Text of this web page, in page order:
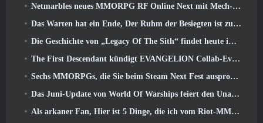
Netmarbles neues MMORPG RF Online Next mit Mech-Thema wird weltweit eingeführt
Das Warten hat ein Ende, Der Ruhm der Besiegten ist zurückgekehrt
Die Geschichte von „Legacy Of The Sith“ findet heute im neuesten Update von SWTOR ihren Abschluss
The First Descendant kündigt EVANGELION Collab-Event an
Sechs MMORPGs, die Sie beim Steam Next Fest ausprobieren können
Das Juni-Update von World Of Warships feiert den Unabhängigkeitstag der USA mit einer neuen Erzählkampagne
Als arkaner Fan, Hier ist 5 Dinge, die ich vom Riot-MMO sehen möchte